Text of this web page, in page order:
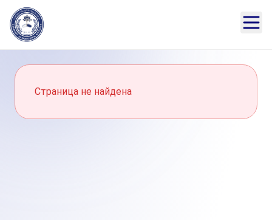
Страница не найдена